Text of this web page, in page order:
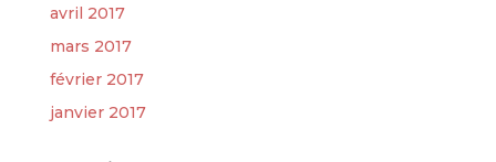
avril 2017
mars 2017
février 2017
janvier 2017